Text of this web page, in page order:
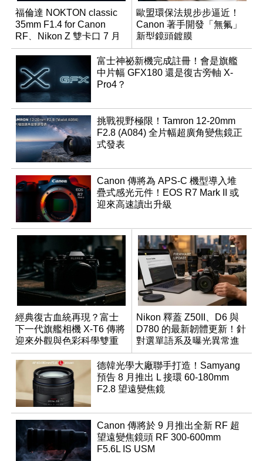
福倫達 NOKTON classic
35mm F1.4 for Canon
RF、Nikon Z 雙卡口 7 月
同步登台
歐盟環保法規步步逼近！
Canon 著手開發「無氟」
新型鏡頭鍍膜
富士神祕新機完成註冊！會是旗艦
中片幅 GFX180 還是復古旁軸 X-
Pro4？
挑戰視野極限！Tamron 12-20mm
F2.8 (A084) 全片幅超廣角變焦鏡正
式發表
Canon 傳將為 APS-C 機型導入堆
疊式感光元件！EOS R7 Mark II 或
迎來高速讀出升級
經典復古血統再現？富士
下一代旗艦相機 X-T6 傳將
迎來外觀與色彩科學雙重
優化
Nikon 釋蓋 Z50II、D6 與
D780 的最新韌體更新！針
對選單語系及曝光異常進
行修復
德韓光學大廠聯手打造！Samyang
預告 8 月推出 L 接環 60-180mm
F2.8 望遠變焦鏡
Canon 傳將於 9 月推出全新 RF 超
望遠變焦鏡頭 RF 300-600mm
F5.6L IS USM